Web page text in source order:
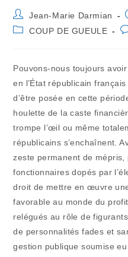
Auteur/autrice
de
la
Jean-Marie Darmian
PostCOUP DE GUEULE
Pouvons-nous toujours
en l’État républicain
d’être posée en cette
houlette de la caste
trompe l’œil ou même
républicains s’enchaînent.
zeste permanent de mépris,
fonctionnaires dopés par
droit de mettre en œuvre
favorable au monde du
relégués au rôle de
de personnalités fades et
gestion publique soumise